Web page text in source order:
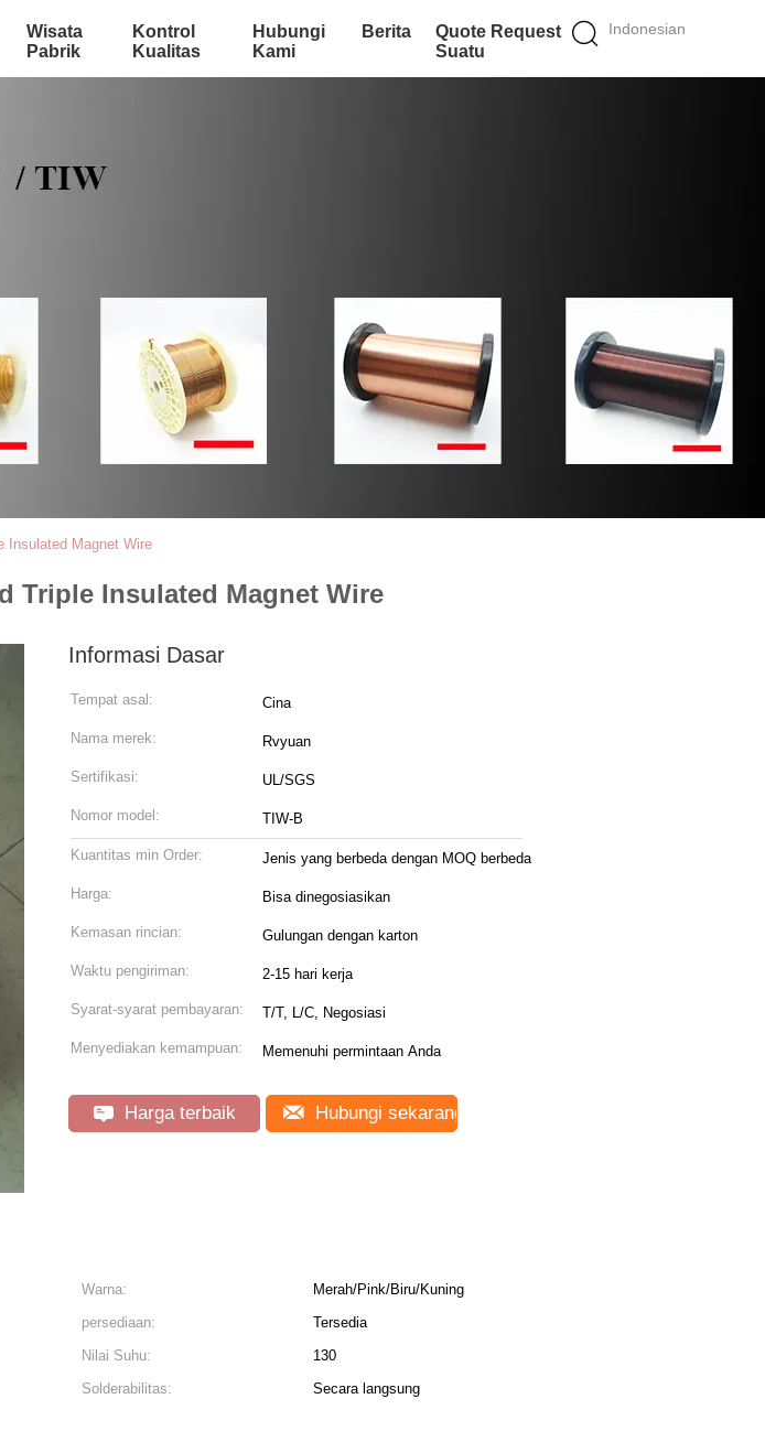
Indonesian
Wisata
Pabrik
Kontrol
Kualitas
Hubungi
Kami
Berita
Quote Request
Suatu
Insulated Magnet Wire
Triple Insulated Magnet Wire
Informasi Dasar
Tempat asal: Cina
Nama merek: Rvyuan
Sertifikasi: UL/SGS
Nomor model: TIW-B
Kuantitas min Order: Jenis yang berbeda dengan MOQ berbeda
Harga: Bisa dinegosiasikan
Kemasan rincian: Gulungan dengan karton
Waktu pengiriman: 2-15 hari kerja
Syarat-syarat pembayaran: T/T, L/C, Negosiasi
Menyediakan kemampuan: Memenuhi permintaan Anda
Harga terbaik Hubungi sekarang
Warna:
Merah/Pink/Biru/Kuning
persediaan:
Tersedia
Nilai Suhu:
130
Solderabilitas:
Secara langsung